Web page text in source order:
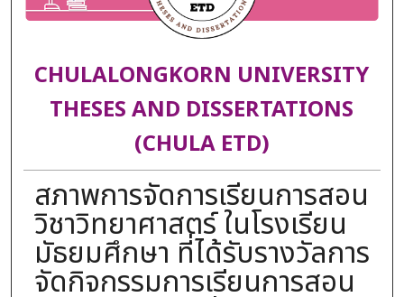
CHULALONGKORN UNIVERSITY
THESES AND DISSERTATIONS
(CHULA ETD)
สภาพการจัดการเรียนการสอน
วิชาวิทยาศาสตร์ ในโรงเรียน
มัธยมศึกษา ที่ได้รับรางวัลการ
จัดกิจกรรมการเรียนการสอน